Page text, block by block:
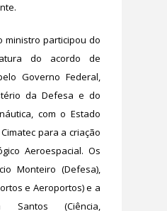
ministro participou do
do acordo de
Governo Federal,
da Defesa e do
com o Estado
para a criação
Aeroespacial. Os
Monteiro (Defesa),
e Aeroportos) e a
Santos (Ciência,